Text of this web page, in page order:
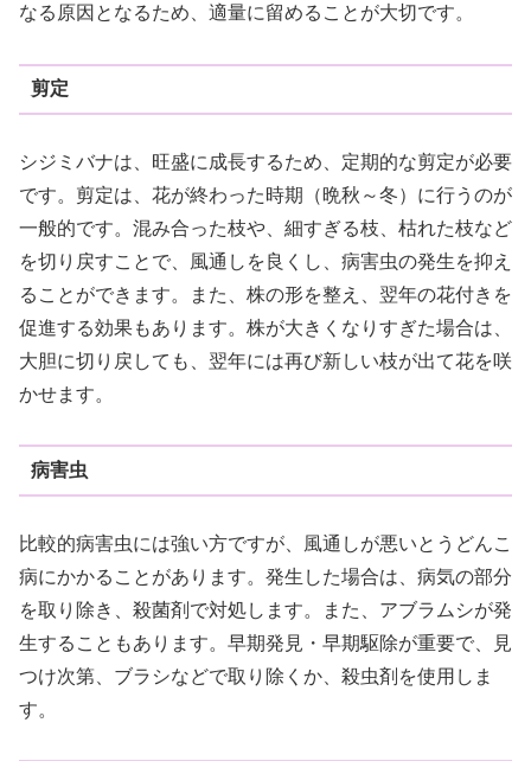
なる原因となるため、適量に留めることが大切です。
剪定
シジミバナは、旺盛に成長するため、定期的な剪定が必要
です。剪定は、花が終わった時期（晩秋～冬）に行うのが
一般的です。混み合った枝や、細すぎる枝、枯れた枝など
を切り戻すことで、風通しを良くし、病害虫の発生を抑え
ることができます。また、株の形を整え、翌年の花付きを
促進する効果もあります。株が大きくなりすぎた場合は、
大胆に切り戻しても、翌年には再び新しい枝が出て花を咲
かせます。
病害虫
比較的病害虫には強い方ですが、風通しが悪いとうどんこ
病にかかることがあります。発生した場合は、病気の部分
を取り除き、殺菌剤で対処します。また、アブラムシが発
生することもあります。早期発見・早期駆除が重要で、見
つけ次第、ブラシなどで取り除くか、殺虫剤を使用しま
す。